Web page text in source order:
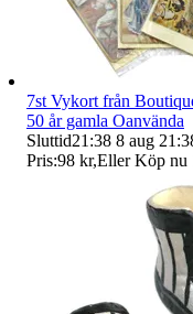
7st Vykort från
50 år gamla Oanvända
Sluttid21:38 8 aug
Pris:98 kr,Eller Köp nu